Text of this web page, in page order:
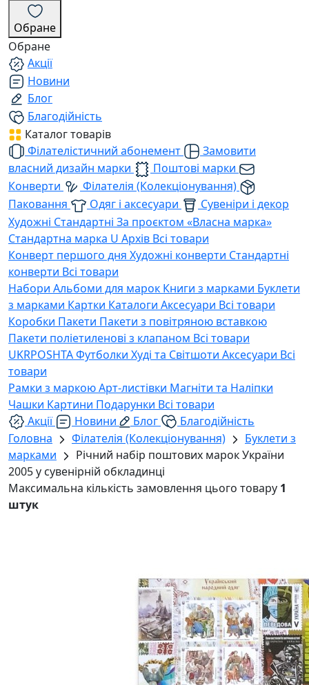
Обране
Обране
Акції
Новини
Блог
Благодійність
Каталог товарів
Філателістичний абонемент
Замовити
власний дизайн марки
Поштові марки
Конверти
Філателія (Колекціонування)
Паковання
Одяг і аксесуари
Сувеніри і декор
Художні Стандартні За проєктом «Власна марка»
Стандартна марка U Архів Всі товари
Конверт першого дня Художні конверти Стандартні
конверти Всі товари
Набори Альбоми для марок Книги з марками Буклети
з марками Картки Каталоги Аксесуари Всі товари
Коробки Пакети Пакети з повітряною вставкою
Пакети поліетиленові з клапаном Всі товари
UKRPOSHTAФутболки Худі та Світшоти Аксесуари Всі
товари
Рамки з маркоюАрт-листівки Магніти та Наліпки
Чашки Картини Подарунки Всі товари
Акції
Новини Блог
Благодійність
Головна
Філателія (Колекціонування)
Буклети з
марками
Річний набір поштових марок України
2005 у сувенірній обкладинці
Максимальна кількість замовлення цього товару 1
штук